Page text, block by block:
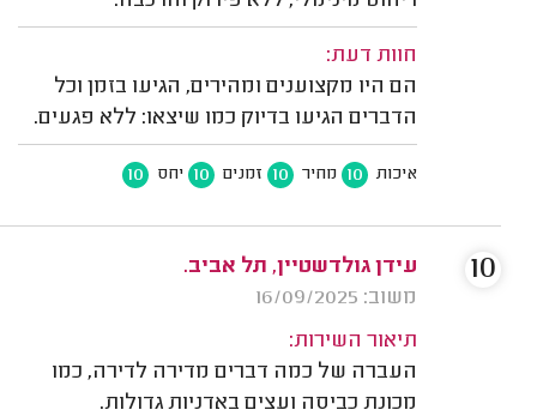
חוות דעת:
הם היו מקצוענים ומהירים, הגיעו בזמן וכל
הדברים הגיעו בדיוק כמו שיצאו: ללא פגעים.
איכות 10 מחיר 10 זמנים 10 יחס 10
עידן גולדשטיין, תל אביב.
משוב: 16/09/2025
תיאור השירות:
העברה של כמה דברים מדירה לדירה, כמו
מכונת כביסה ועצים באדניות גדולות.
10